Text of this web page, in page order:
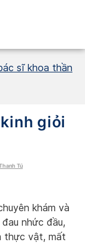
sĩ khoa thần
giỏi
Tú
khám và
nhức đầu,
thực vật, mất